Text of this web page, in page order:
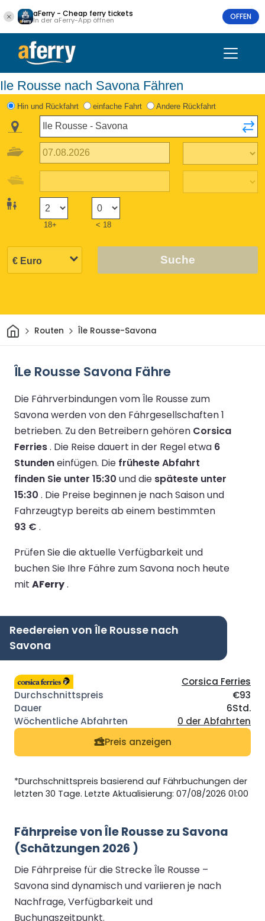
aFerry - Cheap ferry tickets
In der aFerry-App öffnen OFFEN
Ile Rousse nach Savona Fähren
Hin und Rückfahrt einfache Fahrt Andere Rückfahrt
18+ < 18
Suche
HeimRouten Île Rousse-Savona
ÎLe Rousse Savona Fähre
Die Fährverbindungen vom Île Rousse zum
Savona werden von den Fährgesellschaften 1
betrieben. Zu den Betreibern gehören Corsica
Ferries. Die Reise dauert in der Regel etwa 6
Stundeneinfügen. Die früheste Abfahrt
finden Sie unter 15:30 und die späteste unter
15:30 . Die Preise beginnen je nach Saison und
Fahrzeugtyp bereits ab einem bestimmten
93 € .
Prüfen Sie die aktuelle Verfügbarkeit und
buchen Sie Ihre Fähre zum Savona noch heute
mit AFerry.
Reedereien von Île Rousse nach
Savona
Corsica Ferries
€93
6Std.
0 der Abfahrten
Preis anzeigen
*Durchschnittspreis basierend auf Fährbuchungen der
letzten 30 Tage. Letzte Aktualisierung: 07/08/2026 01:00
Fährpreise von Île Rousse zu Savona
(Schätzungen 2026 )
Die Fährpreise für die Strecke Île Rousse –
Savona sind dynamisch und variieren je nach
Nachfrage, Verfügbarkeit und
Buchungszeitpunkt.